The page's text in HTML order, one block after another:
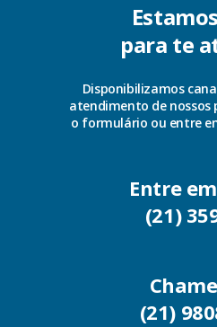
para te
Disponibilizamos
atendimento de nossos
o formulário ou entre
Entre
(21)
(21)